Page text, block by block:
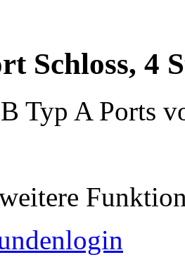
Schloss, 4
Typ A Ports